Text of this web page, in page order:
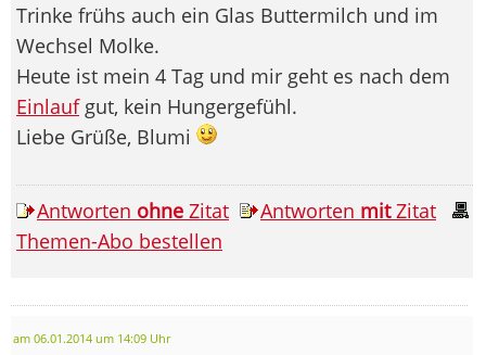
Trinke frühs auch ein Glas Buttermilch und im
Wechsel Molke.
Heute ist mein 4 Tag und mir geht es nach dem
Einlaufgut, kein Hungergefühl.
Liebe Grüße, Blumi
Antworten ohne Zitat Antworten mitZitat
Themen-Abo bestellen
am 06.01.2014 um 14:09 Uhr